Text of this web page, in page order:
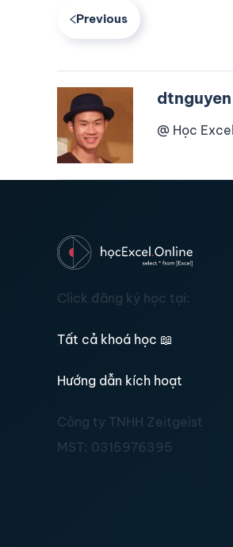
Previous
dtnguyen
@ Học
Click đăng ký học tại:
Tất cả khoá học 📖
Hướng dẫn kích hoạt
Công ty TNHH Zeitgeist
MST: 0315976395